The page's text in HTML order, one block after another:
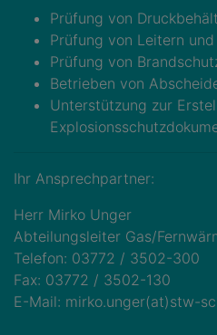
Prüfung von
Prüfung von Leitern
Prüfung von
Betrieben von
Unterstützung zur
Ihr Ansprechpartner:
Herr Mirko Unger
Abteilungsleiter Gas/
Telefon: 03772 / 3502-300
Fax: 03772 / 3502-130
E-Mail: mirko.unger(at)stw-